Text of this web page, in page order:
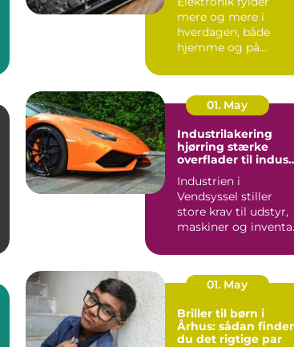
mere og mere i
hverdagen, både
hjemme og på
mobil, tv, wifi, o...
01. May
Industrilakering
hjørring stærke
overflader til
Industrien i
Vendsyssel stiller
store krav til udstyr,
maskiner og
stålkonstruktioner,...
01. May
Briller til børn i
Århus: sådan finder
du det rigtige par